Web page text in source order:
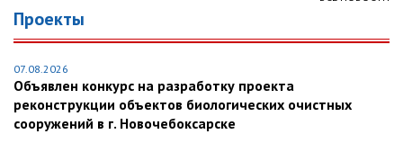
Проекты
07.08.2026
Объявлен конкурс на разработку проекта
реконструкции объектов биологических очистных
сооружений в г. Новочебоксарске